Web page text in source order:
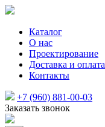
Каталог
О нас
Проектирование
Доставка и оплата
Контакты
+7 (960) 881-00-03
Заказать звонок